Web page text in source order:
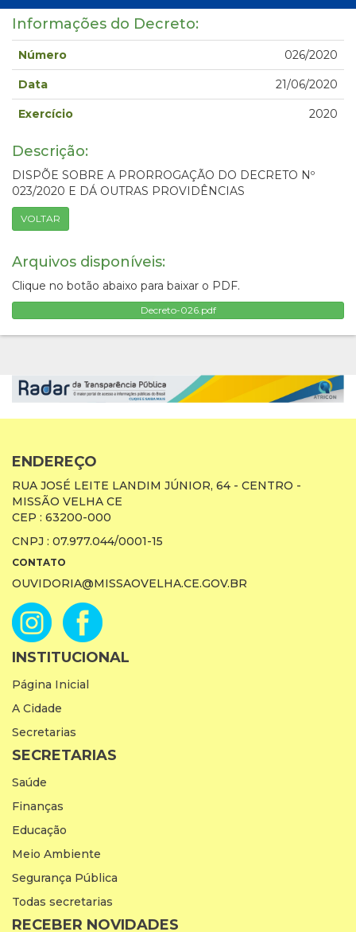
Informações do Decreto:
Número 026/2020
Data 21/06/2020
Exercício 2020
Descrição:
DISPÕE SOBRE A PRORROGAÇÃO DO DECRETO Nº
023/2020 E DÁ OUTRAS PROVIDÊNCIAS
VOLTAR
Arquivos disponíveis:
Clique no botão abaixo para baixar o PDF.
Decreto-026.pdf
ENDEREÇO
RUA JOSÉ LEITE LANDIM JÚNIOR, 64 - CENTRO -
MISSÃO VELHA CE
CEP : 63200-000
CNPJ : 07.977.044/0001-15
CONTATO
OUVIDORIA@MISSAOVELHA.CE.GOV.BR
INSTITUCIONAL
Página Inicial
A Cidade
Secretarias
SECRETARIAS
Saúde
Finanças
Educação
Meio Ambiente
Segurança Pública
Todas secretarias
RECEBER NOVIDADES